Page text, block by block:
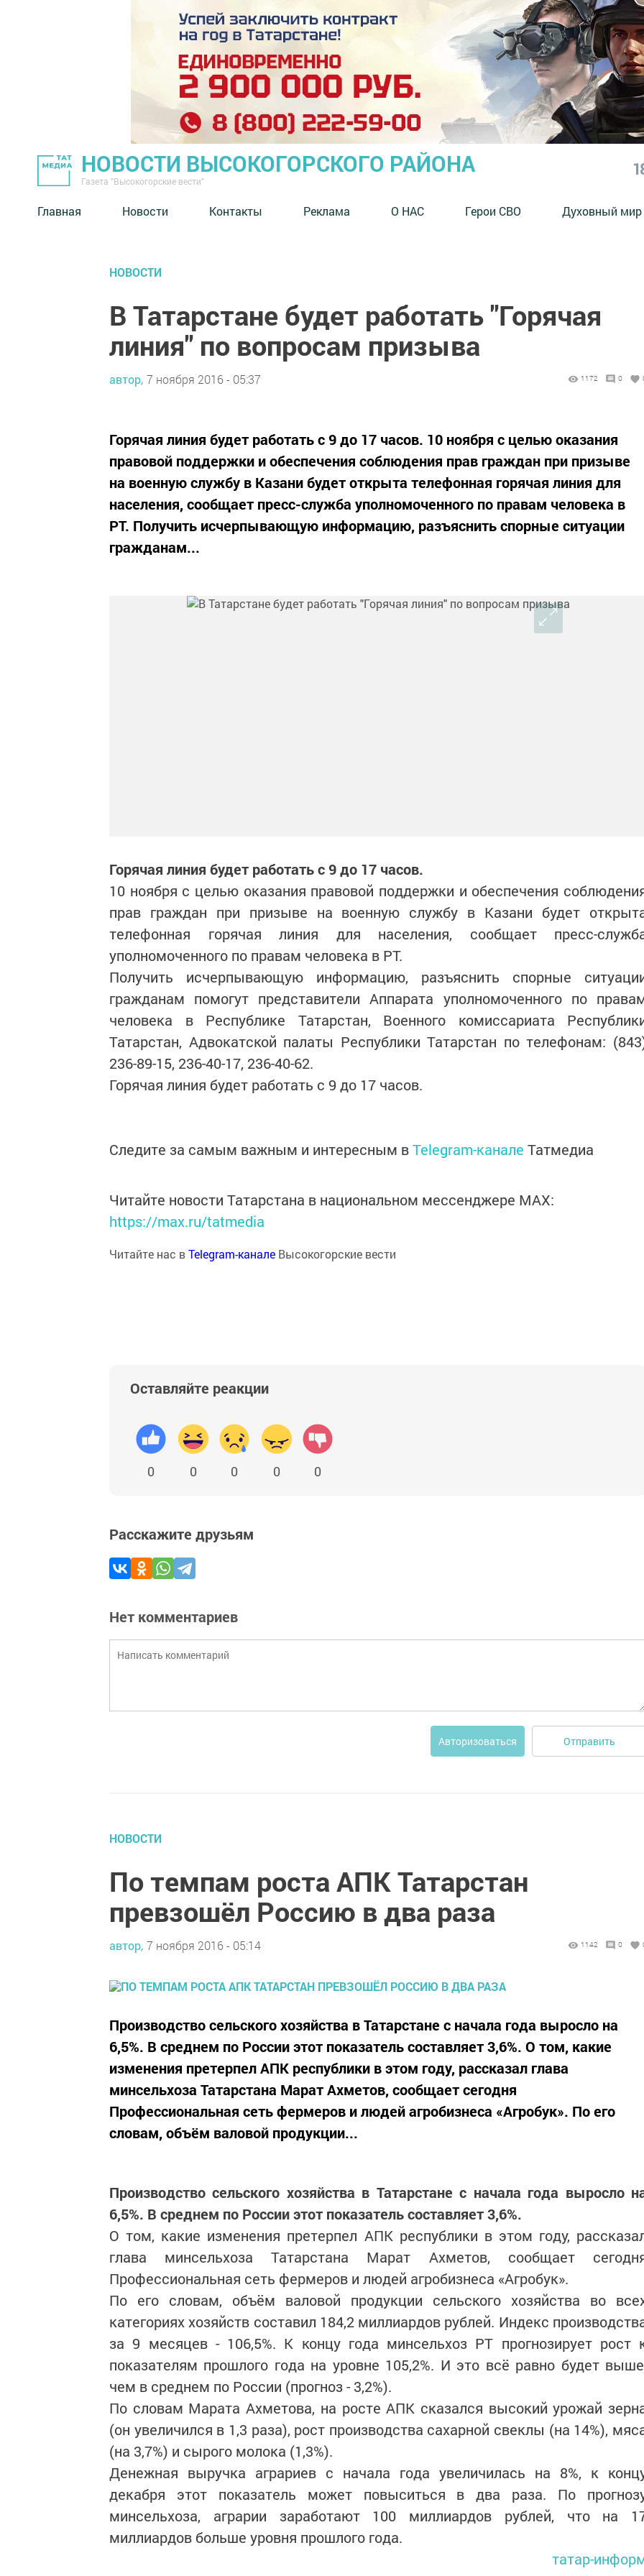
НОВОСТИ ВЫСОКОГОРСКОГО РАЙОНА
Газета "Высокогорские вести"
Главная Новости Контакты Реклама О НАС Герои СВО Духовный мир
НОВОСТИ
В Татарстане будет работать "Горячая
линия" по вопросам призыва
автор, 7 ноября 2016 - 05:37 1172 0
Горячая линия будет работать с 9 до 17 часов. 10 ноября с целью оказания
правовой поддержки и обеспечения соблюдения прав граждан при призыве
на военную службу в Казани будет открыта телефонная горячая линия для
населения, сообщает пресс-служба уполномоченного по правам человека в
РТ. Получить исчерпывающую информацию, разъяснить спорные ситуации
гражданам...
Горячая линия будет работать с 9 до 17 часов.
10 ноября с целью оказания правовой поддержки и обеспечения
прав граждан при призыве на военную службу в Казани будет
телефонная горячая линия для населения, сообщает пресс-
уполномоченного по правам человека в РТ.
Получить исчерпывающую информацию, разъяснить спорные
гражданам помогут представители Аппарата уполномоченного по
человека в Республике Татарстан, Военного комиссариата
Татарстан, Адвокатской палаты Республики Татарстан по телефонам:
236-89-15, 236-40-17, 236-40-62.
Горячая линия будет работать с 9 до 17 часов.
Следите за самым важным и интересным вTelegram-канале Татмедиа
Читайте новости Татарстана в национальном мессенджере MАХ:
https://max.ru/tatmedia
Читайте нас вTelegram-канале Высокогорские вести
Оставляйте реакции
0 0 0 0 0
Расскажите друзьям
Нет комментариев
Авторизоваться Отправить
НОВОСТИ
По темпам роста АПК Татарстан
превзошёл Россию в два раза
автор, 7 ноября 2016 - 05:14 1142 0
Производство сельского хозяйства в Татарстане с начала года выросло на
6,5%. В среднем по России этот показатель составляет 3,6%. О том, какие
изменения претерпел АПК республики в этом году, рассказал глава
минсельхоза Татарстана Марат Ахметов, сообщает сегодня
Профессиональная сеть фермеров и людей агробизнеса «Агробук». По его
словам, объём валовой продукции...
Производство сельского хозяйства в Татарстане с начала года выросло
6,5%. В среднем по России этот показатель составляет 3,6%.
О том, какие изменения претерпел АПК республики в этом году,
глава минсельхоза Татарстана Марат Ахметов, сообщает
Профессиональная сеть фермеров и людей агробизнеса «Агробук».
По его словам, объём валовой продукции сельского хозяйства во
категориях хозяйств составил 184,2 миллиардов рублей. Индекс
за 9 месяцев - 106,5%. К концу года минсельхоз РТ прогнозирует рост
показателям прошлого года на уровне 105,2%. И это всё равно будет
чем в среднем по России (прогноз - 3,2%).
По словам Марата Ахметова, на росте АПК сказался высокий урожай
(он увеличился в 1,3 раза), рост производства сахарной свеклы (на 14%),
(на 3,7%) и сырого молока (1,3%).
Денежная выручка аграриев с начала года увеличилась на 8%, к
декабря этот показатель может повыситься в два раза. По
минсельхоза, аграрии заработают 100 миллиардов рублей, что на
миллиардов больше уровня прошлого года.
татар-